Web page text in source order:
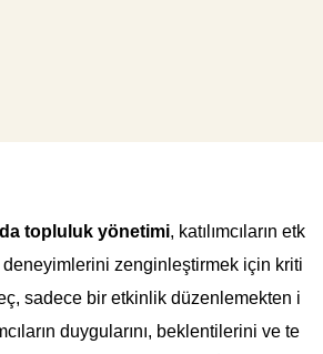
topluluk yönetimi, katılımcıların etk
deneyimlerini zenginleştirmek için kriti
sadece bir etkinlik düzenlemekten i
duygularını, beklentilerini ve te